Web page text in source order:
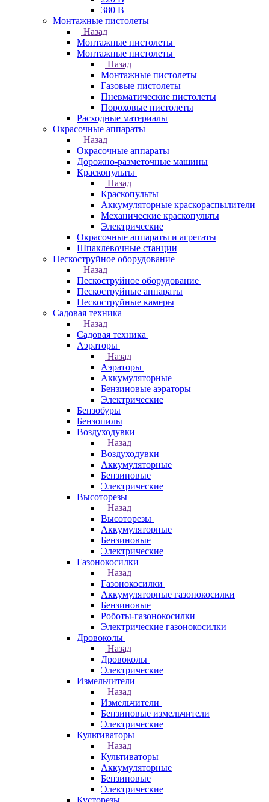
380 В
Монтажные пистолеты
Назад
Монтажные пистолеты
Монтажные пистолеты
Назад
Монтажные пистолеты
Газовые пистолеты
Пневматические пистолеты
Пороховые пистолеты
Расходные материалы
Окрасочные аппараты
Назад
Окрасочные аппараты
Дорожно-разметочные машины
Краскопульты
Назад
Краскопульты
Аккумуляторные краскораспылители
Механические краскопульты
Электрические
Окрасочные аппараты и агрегаты
Шпаклевочные станции
Пескоструйное оборудование
Назад
Пескоструйное оборудование
Пескоструйные аппараты
Пескоструйные камеры
Садовая техника
Назад
Садовая техника
Аэраторы
Назад
Аэраторы
Аккумуляторные
Бензиновые аэраторы
Электрические
Бензобуры
Бензопилы
Воздуходувки
Назад
Воздуходувки
Аккумуляторные
Бензиновые
Электрические
Высоторезы
Назад
Высоторезы
Аккумуляторные
Бензиновые
Электрические
Газонокосилки
Назад
Газонокосилки
Аккумуляторные газонокосилки
Бензиновые
Роботы-газонокосилки
Электрические газонокосилки
Дровоколы
Назад
Дровоколы
Электрические
Измельчители
Назад
Измельчители
Бензиновые измельчители
Электрические
Культиваторы
Назад
Культиваторы
Аккумуляторные
Бензиновые
Электрические
Кусторезы